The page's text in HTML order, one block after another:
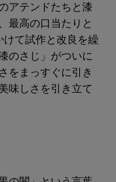
アテンドたちと漆
最高の口当たりと
て試作と改良を繰
のさじ」がついに
をまっすぐに引き
味しさを引き立て